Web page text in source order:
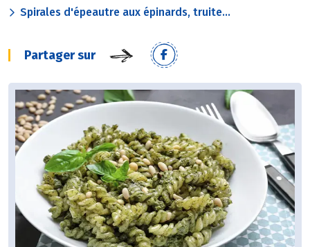
Spirales d'épeautre aux épinards, truite...
Partager sur